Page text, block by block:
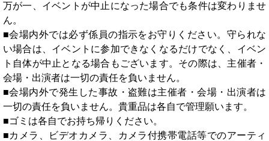
万が一、イベントが中止になった場合でも条件は変わりませ
ん。
■会場内外では必ず係員の指示をお守りください。守られな
い場合は、イベントに参加できなくなるだけでなく、イベン
ト自体が中止となる場合もございます。その際は、主催者・
会場・出演者は一切の責任を負いません。
■会場内外で発生した事故・盗難は主催者・会場・出演者は
一切の責任を負いません。貴重品は各自で管理願います。
■ゴミは各自でお持ち帰りください。
■カメラ、ビデオカメラ、カメラ付携帯電話等でのアーティ